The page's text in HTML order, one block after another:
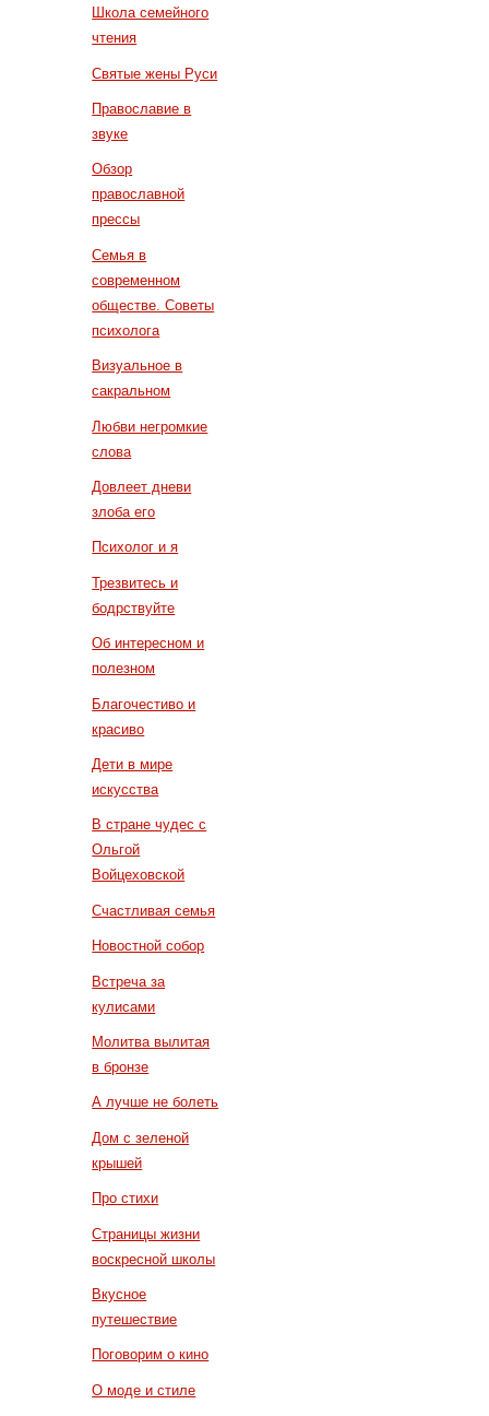
Школа семейного
чтения
Святые жены Руси
Православие в
звуке
Обзор
православной
прессы
Семья в
современном
обществе. Советы
психолога
Визуальное в
сакральном
Любви негромкие
слова
Довлеет дневи
злоба его
Психолог и я
Трезвитесь и
бодрствуйте
Об интересном и
полезном
Благочестиво и
красиво
Дети в мире
искусства
В стране чудес с
Ольгой
Войцеховской
Счастливая семья
Новостной собор
Встреча за
кулисами
Молитва вылитая
в бронзе
А лучше не болеть
Дом с зеленой
крышей
Про стихи
Страницы жизни
воскресной школы
Вкусное
путешествие
Поговорим о кино
О моде и стиле